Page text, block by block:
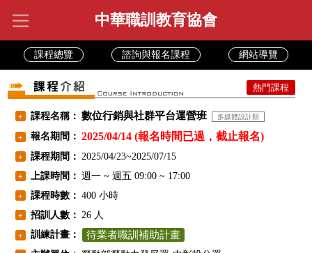
中華職訓教育協會
課程總覽 諮詢與報名課程 網站導覽
熱門課程
+ 課程名稱： 數位行銷與社群平台運營班 多媒體設計類
+ 報名期間： 2025/04/14 (報名時間已過，截止報名)
+ 課程期間： 2025/04/23~2025/07/15
+ 上課時間： 週一 ~ 週五 09:00 ~ 17:00
+ 課程時數： 400 小時
+ 招訓人數： 26 人
+ 訓練計畫： 待業者職訓補助計畫